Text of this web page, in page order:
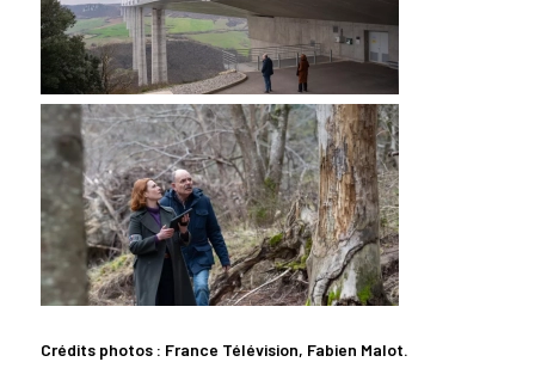
Crédits photos : France Télévision, Fabien Malot.